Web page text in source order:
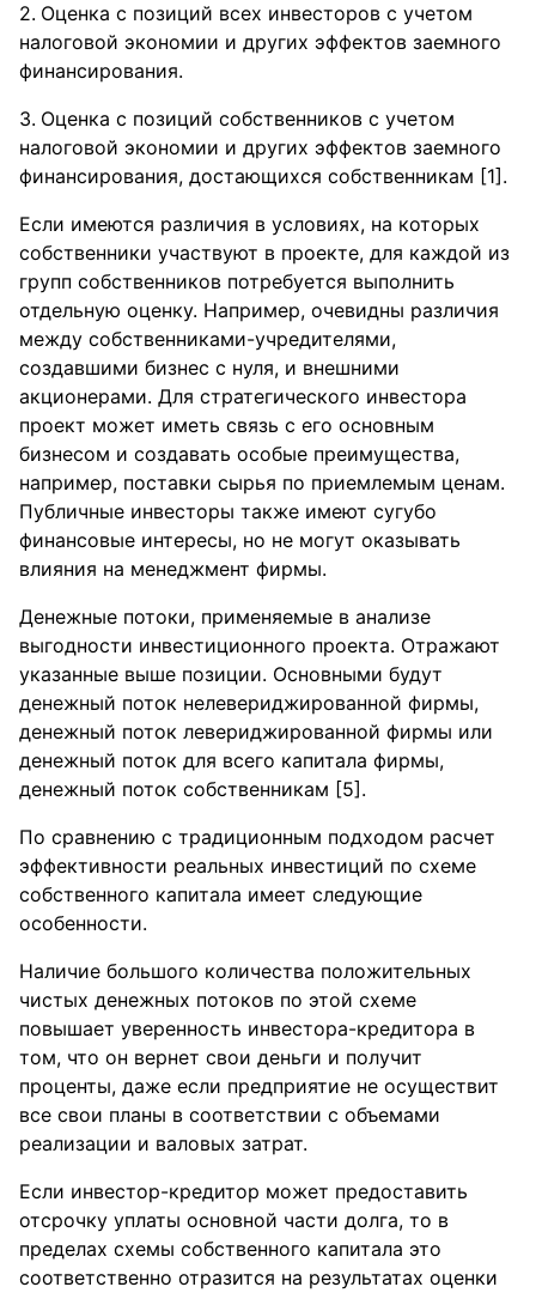
Оценка с позиций всех инвесторов с учетом
налоговой экономии и других эффектов заемного
финансирования.
Оценка с позиций собственников с учетом
налоговой экономии и других эффектов заемного
финансирования, достающихся собственникам [1].
Если имеются различия в условиях, на которых
собственники участвуют в проекте, для каждой из
групп собственников потребуется выполнить
отдельную оценку. Например, очевидны различия
между собственниками-учредителями,
создавшими бизнес с нуля, и внешними
акционерами. Для стратегического инвестора
проект может иметь связь с его основным
бизнесом и создавать особые преимущества,
например, поставки сырья по приемлемым ценам.
Публичные инвесторы также имеют сугубо
финансовые интересы, но не могут оказывать
влияния на менеджмент фирмы.
Денежные потоки, применяемые в анализе
выгодности инвестиционного проекта. Отражают
указанные выше позиции. Основными будут
денежный поток нелевериджированной фирмы,
денежный поток левериджированной фирмы или
денежный поток для всего капитала фирмы,
денежный поток собственникам [5].
По сравнению с традиционным подходом расчет
эффективности реальных инвестиций по схеме
собственного капитала имеет следующие
особенности.
Наличие большого количества положительных
чистых денежных потоков по этой схеме
повышает уверенность инвестора-кредитора в
том, что он вернет свои деньги и получит
проценты, даже если предприятие не осуществит
все свои планы в соответствии с объемами
реализации и валовых затрат.
Если инвестор-кредитор может предоставить
отсрочку уплаты основной части долга, то в
пределах схемы собственного капитала это
соответственно отразится на результатах оценки